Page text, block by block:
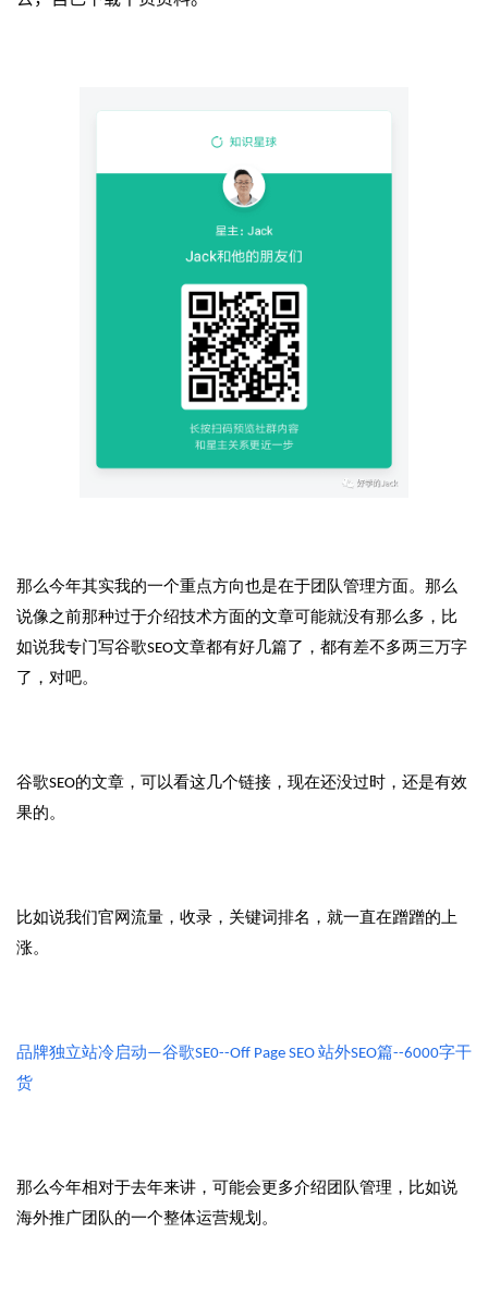
那么今年其实我的一个重点方向也是在于团队管理方面。那么
说像之前那种过于介绍技术方面的文章可能就没有那么多，比
如说我专门写谷歌SEO文章都有好几篇了，都有差不多两三万字
了，对吧。
谷歌SEO的文章，可以看这几个链接，现在还没过时，还是有效
果的。
比如说我们官网流量，收录，关键词排名，就一直在蹭蹭的上
涨。
品牌独立站冷启动—谷歌SE0--Off Page SEO 站外SEO篇--6000字干
货
那么今年相对于去年来讲，可能会更多介绍团队管理，比如说
海外推广团队的一个整体运营规划。